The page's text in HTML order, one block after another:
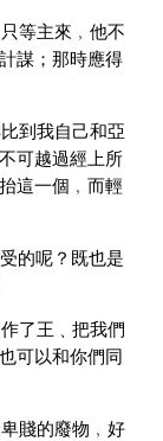
等主來﹐他不
謀；那時應得
到我自己和亞
可越過經上所
這一個﹐而輕
的呢？既也是
了王﹑把我們
可以和你們同
賤的廢物﹐好